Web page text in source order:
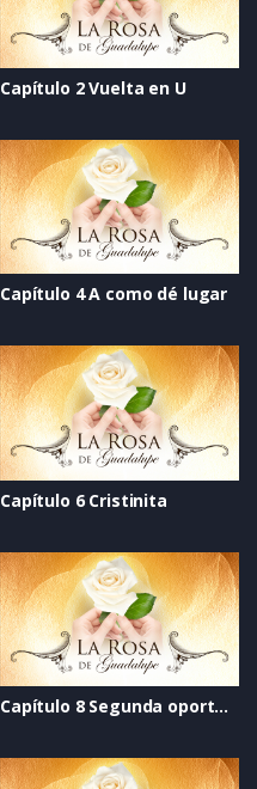
Capítulo 2 Vuelta en U
Capítulo 4 A como dé lugar
Capítulo 6 Cristinita
Capítulo 8 Segunda oportunidad